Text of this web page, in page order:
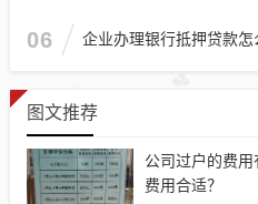
06 企业办理银行抵押贷款怎
图文推荐
公司过户的费
费用合适？